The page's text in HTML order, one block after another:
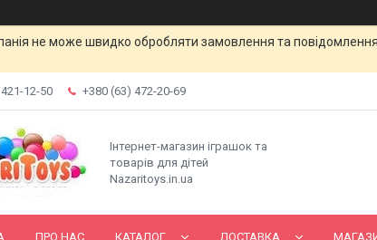
не може швидко обробляти замовлення та
12-50 +380 (63) 472-20-69
Інтернет-магазин іграшок та
товарів для дітей
Nazaritoys.in.ua
ПРО НАС КАТАЛОГ ДОСТАВКА